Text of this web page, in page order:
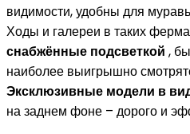
видимости, удобны для
Ходы и галереи в таких
снабжённые подсветкой ,
наиболее выигрышно
Эксклюзивные модели в
на заднем фоне – дорого и